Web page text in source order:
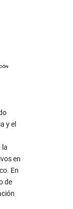
y el
la
en
En
de